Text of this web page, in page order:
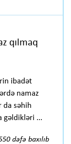
qılmaq
ibadət
namaz
da səhih
gəldikləri ...
dəfə baxılıb